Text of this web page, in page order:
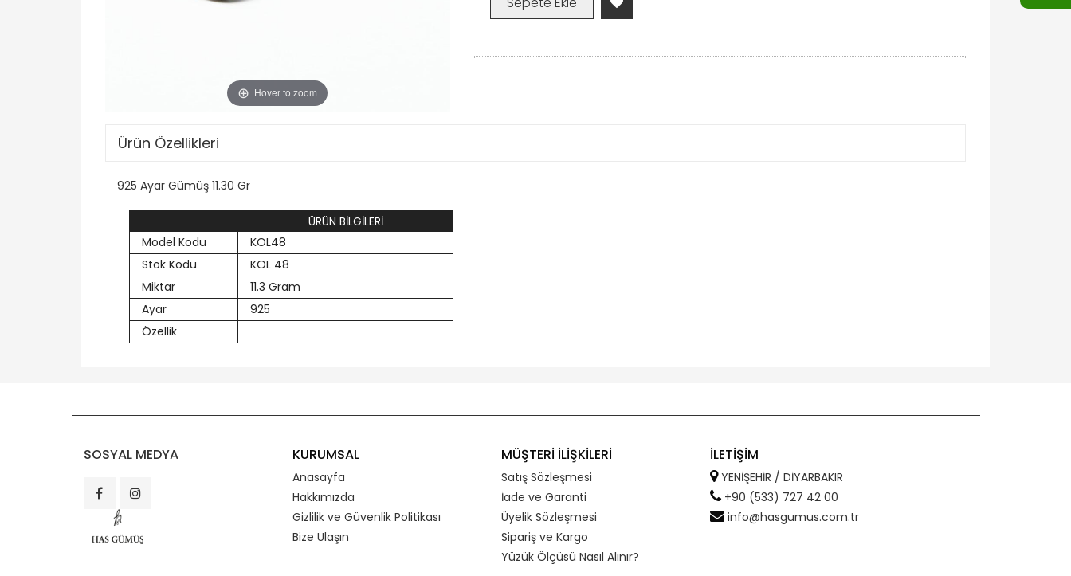
Hover to zoom
Ürün Özellikleri
925 Ayar Gümüş 11.30 Gr
ÜRÜN BİLGİLERİ
Model Kodu
KOL48
Stok Kodu
KOL 48
Miktar
11.3 Gram
Ayar
925
Özellik
SOSYAL MEDYA KURUMSAL
Anasayfa
Hakkımızda
Gizlilik ve Güvenlik Politikası
Bize Ulaşın
MÜŞTERİ İLİŞKİLERİ
Satış Sözleşmesi
İade ve Garanti
Üyelik Sözleşmesi
Sipariş ve Kargo
Yüzük Ölçüsü Nasıl Alınır?
İLETİŞİM
YENİŞEHİR / DİYARBAKIR
+90 (533) 727 42 00
info@hasgumus.com.tr